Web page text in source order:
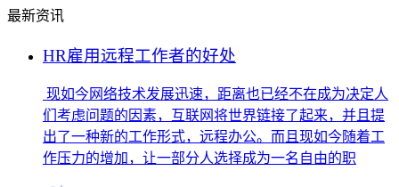
最新资讯
HR雇用远程工作者的好处
现如今网络技术发展迅速，距离也已经不在成为决定人
们考虑问题的因素，互联网将世界链接了起来，并且提
出了一种新的工作形式，远程办公。而且现如今随着工
作压力的增加，让一部分人选择成为一名自由的职